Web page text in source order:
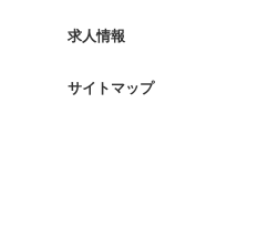
求人情報
サイトマップ